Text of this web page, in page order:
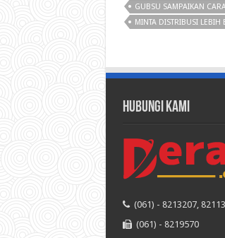
GUBSU SAMPAIKAN
MINTA DISTRIBUSI LEBIH
HUBUNGI KAMI
(061) - 8213207,
(061) - 8219570